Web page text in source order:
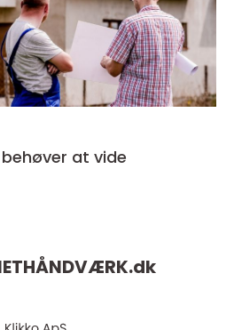
at vide
dk